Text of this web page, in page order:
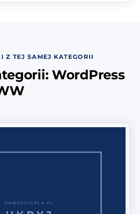
Z TEJ SAMEJ KATEGORII
WordPress